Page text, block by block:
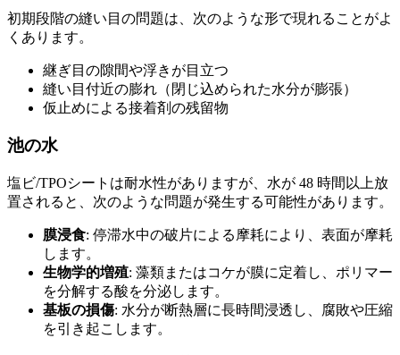
初期段階の縫い目の問題は、次のような形で現れることがよ
くあります。
継ぎ目の隙間や浮きが目立つ
縫い目付近の膨れ（閉じ込められた水分が膨張）
仮止めによる接着剤の残留物
池の水
塩ビ/TPOシートは耐水性がありますが、水が 48 時間以上放
置されると、次のような問題が発生する可能性があります。
膜浸食: 停滞水中の破片による摩耗により、表面が摩耗
します。
生物学的増殖: 藻類またはコケが膜に定着し、ポリマー
を分解する酸を分泌します。
基板の損傷: 水分が断熱層に長時間浸透し、腐敗や圧縮
を引き起こします。